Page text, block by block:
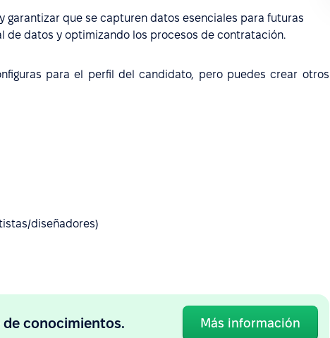
garantizar que se capturen datos esenciales para futuras
de datos y optimizando los procesos de contratación.
para el perfil del candidato, pero puedes crear otros
diseñadores)
de conocimientos. Más información